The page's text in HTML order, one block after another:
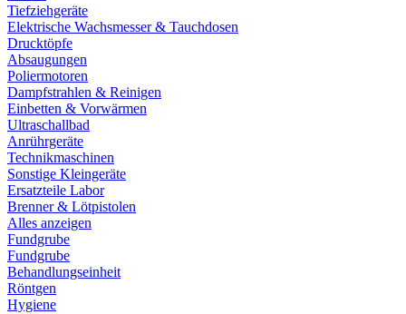
Tiefziehgeräte
Elektrische Wachsmesser & Tauchdosen
Drucktöpfe
Absaugungen
Poliermotoren
Dampfstrahlen & Reinigen
Einbetten & Vorwärmen
Ultraschallbad
Anrührgeräte
Technikmaschinen
Sonstige Kleingeräte
Ersatzteile Labor
Brenner & Lötpistolen
Alles anzeigen
Fundgrube
Fundgrube
Behandlungseinheit
Röntgen
Hygiene